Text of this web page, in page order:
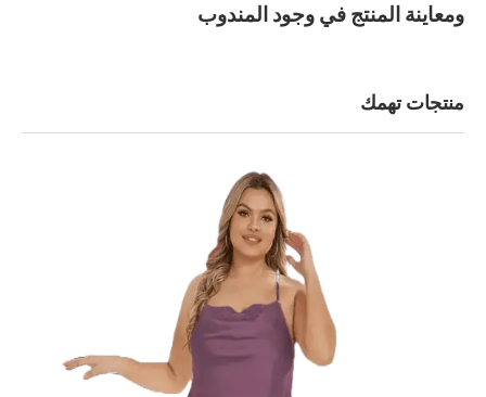
ومعاينة المنتج في وجود المندوب
منتجات تهمك